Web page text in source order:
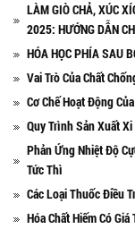
LÀM GIÒ CHẢ, XÚC
2025: HƯỚNG DẪN
HÓA HỌC PHÍA SAU
Vai Trò Của Chất
Cơ Chế Hoạt Động
Quy Trình Sản Xuất
Phản Ứng Nhiệt Độ
Tức Thì
Các Loại Thuốc Điều
Hóa Chất Hiếm Có